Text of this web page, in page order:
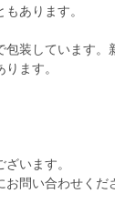
あります。
包装しています
ます。
います。
問い合わせくだ